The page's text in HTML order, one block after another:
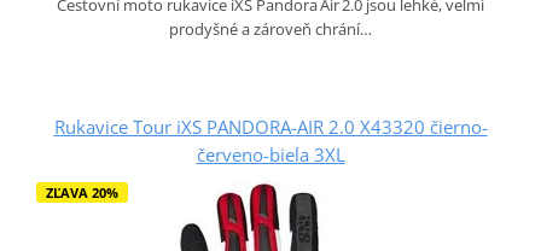
Cestovní moto rukavice iXS Pandora Air 2.0 jsou lehké, velmi
prodyšné a zároveň chrání…
Rukavice Tour iXS PANDORA-AIR 2.0 X43320 čierno-
červeno-biela 3XL
ZĽAVA 20%